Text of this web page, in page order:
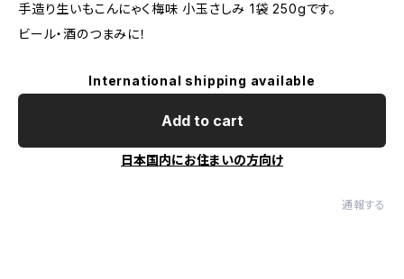
手造り生いもこんにゃく梅味 小玉さしみ 1袋 250gです。
ビール・酒のつまみに！
International shipping available
Add to cart
日本国内にお住まいの方向け
通報する